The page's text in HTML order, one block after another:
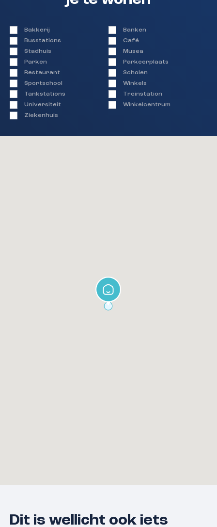
Bakkerij
Banken
Busstations
Café
Stadhuis
Musea
Parken
Parkeerplaats
Restaurant
Scholen
Sportschool
Winkels
Tankstations
Treinstation
Universiteit
Winkelcentrum
Ziekenhuis
Dit is wellicht ook iets